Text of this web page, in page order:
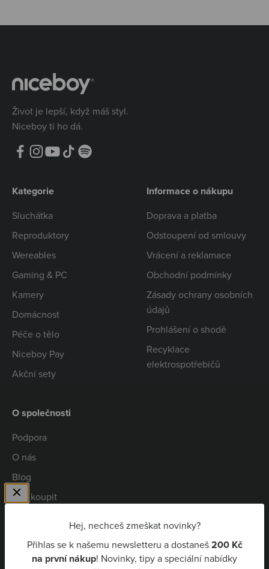
Hej, nechceš zmeškat novinky?
Přihlas se k našemu newsletteru a dostaneš200 Kč
na první nákup! Novinky, tipy a speciální nabídky
Život je lepší, když máš styl.
Niceboy ti ho dá.
Kategorie
Sluchátka
Reproduktory
Wereables
Gaming & PC
Kamery
Domácnost
Péče o tělo
Niceboy Pay
Akční sety
Informace o nákupu
Doprava a platba
Odstoupení od smlouvy
Vrácení a reklamace
Obchodní podmínky
Zásady ochrany osobních
údajů
Prohlášení o shodě
Recyklace
elektrospotřebičů
O společnosti
Podpora
O nás
Blog
Kde koupit
Niceboy Pay